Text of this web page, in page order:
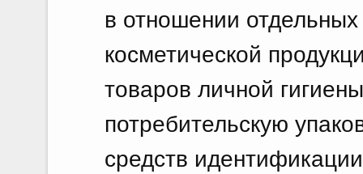
в отношении
косметической
товаров личной
потребительскую
средств